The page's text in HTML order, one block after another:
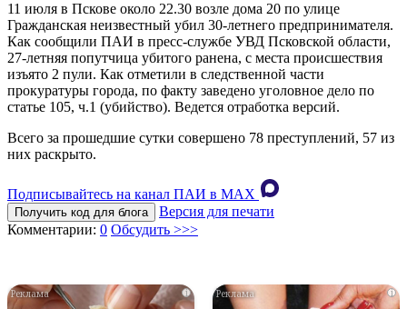
11 июля в Пскове около 22.30 возле дома 20 по улице
Гражданская неизвестный убил 30-летнего предпринимателя.
Как сообщили ПАИ в пресс-службе УВД Псковской области,
27-летняя попутчица убитого ранена, с места происшествия
изъято 2 пули. Как отметили в следственной части
прокуратуры города, по факту заведено уголовное дело по
статье 105, ч.1 (убийство). Ведется отработка версий.
Всего за прошедшие сутки совершено 78 преступлений, 57 из
них раскрыто.
Подписывайтесь на канал ПАИ в MAХ
Получить код для блога
Версия для печати
Комментарии: 0 Обсудить >>>
i i